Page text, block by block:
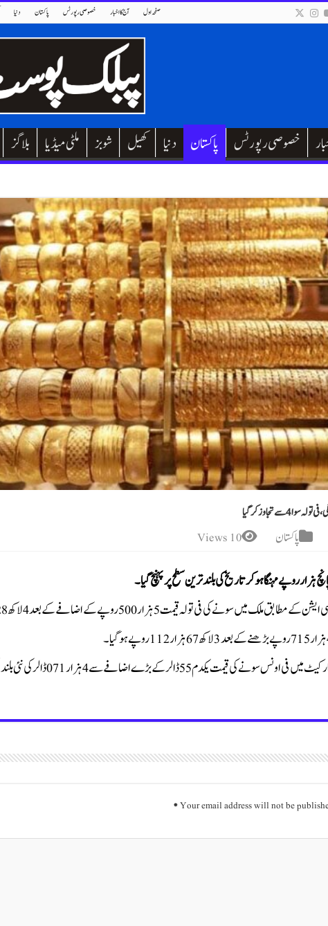
دنیا پاکستان خصوصی رپورٹس آج کا اخبار صفحہ اول
بلاگز ملٹی میڈیا شوبز کھیل دنیا پاکستان خصوصی رپورٹس
سے تجاوز کرگیا
پاکستان 10 Views
روپے مہنگا ہو کر تاریخ کی بلند ترین سطح پر پہنچ گیا۔
کی فی تولہ قیمت 5 ہزار 500 روپے کے اضافے کے بعد 4 لاکھ 28 ہزار 200 روپے ہوگئی۔
55 ڈالر کے بڑے اضافے سے 4 ہزار 071 ڈالر کی نئی بلند سطح پر آگئی۔
Your email address will not be
*